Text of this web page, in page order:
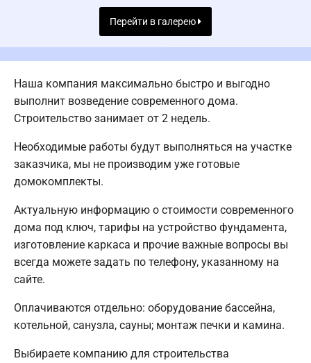
Перейти в галерею
Наша компания максимально быстро и выгодно
выполнит возведение современного дома.
Строительство занимает от 2 недель.
Необходимые работы будут выполняться на участке
заказчика, мы не производим уже готовые
домокомплекты.
Актуальную информацию о стоимости современного
дома под ключ, тарифы на устройство фундамента,
изготовление каркаса и прочие важные вопросы вы
всегда можете задать по телефону, указанному на
сайте.
Оплачиваются отдельно: оборудование бассейна,
котельной, санузла, сауны; монтаж печки и камина.
Выбираете компанию для строительства